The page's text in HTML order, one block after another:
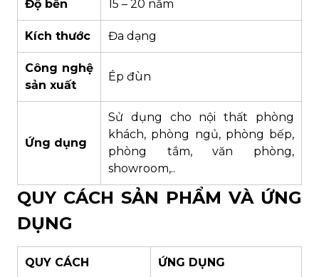
Độ bền 15 – 20 năm
Kích thước Đa dạng
Công nghệ
sản xuất
Ép đùn
Ứng dụng
Sử dụng cho nội thất phòng
khách, phòng ngủ, phòng bếp,
phòng tắm, văn phòng,
showroom,..
QUY CÁCH SẢN PHẨM VÀ ỨNG
DỤNG
QUY CÁCH ỨNG DỤNG